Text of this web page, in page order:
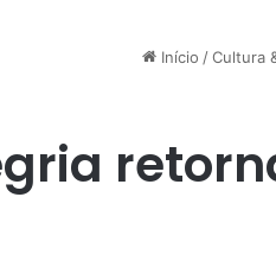
Início / Cultura